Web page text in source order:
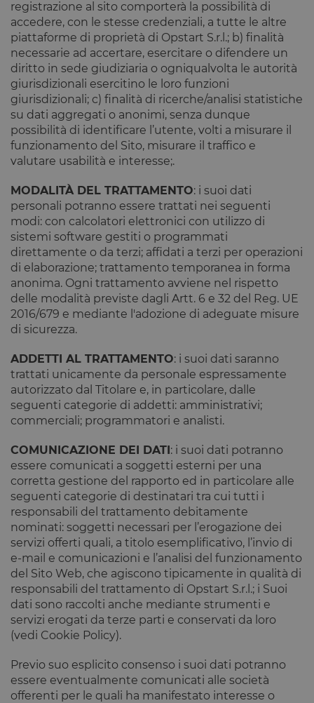
registrazione al sito comporterà la possibilità di
accedere, con le stesse credenziali, a tutte le altre
piattaforme di proprietà di Opstart S.r.l.; b) finalità
necessarie ad accertare, esercitare o difendere un
diritto in sede giudiziaria o ogniqualvolta le autorità
giurisdizionali esercitino le loro funzioni
giurisdizionali; c) finalità di ricerche/analisi statistiche
su dati aggregati o anonimi, senza dunque
possibilità di identificare l’utente, volti a misurare il
funzionamento del Sito, misurare il traffico e
valutare usabilità e interesse;.
MODALITÀ DEL TRATTAMENTO: i suoi dati
personali potranno essere trattati nei seguenti
modi: con calcolatori elettronici con utilizzo di
sistemi software gestiti o programmati
direttamente o da terzi; affidati a terzi per operazioni
di elaborazione; trattamento temporanea in forma
anonima. Ogni trattamento avviene nel rispetto
delle modalità previste dagli Artt. 6 e 32 del Reg. UE
2016/679 e mediante l'adozione di adeguate misure
di sicurezza.
ADDETTI AL TRATTAMENTO: i suoi dati saranno
trattati unicamente da personale espressamente
autorizzato dal Titolare e, in particolare, dalle
seguenti categorie di addetti: amministrativi;
commerciali; programmatori e analisti.
COMUNICAZIONE DEI DATI: i suoi dati potranno
essere comunicati a soggetti esterni per una
corretta gestione del rapporto ed in particolare alle
seguenti categorie di destinatari tra cui tutti i
responsabili del trattamento debitamente
nominati: soggetti necessari per l’erogazione dei
servizi offerti quali, a titolo esemplificativo, l’invio di
e-mail e comunicazioni e l’analisi del funzionamento
del Sito Web, che agiscono tipicamente in qualità di
responsabili del trattamento di Opstart S.r.l.; i Suoi
dati sono raccolti anche mediante strumenti e
servizi erogati da terze parti e conservati da loro
(vedi Cookie Policy).
Previo suo esplicito consenso i suoi dati potranno
essere eventualmente comunicati alle società
offerenti per le quali ha manifestato interesse o